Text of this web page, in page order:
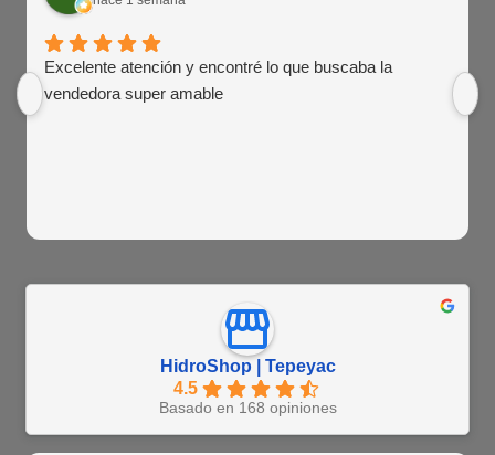
Excelente atención y encontré lo que buscaba la
vendedora super amable
HidroShop | Tepeyac
4.5
Basado en 168 opiniones